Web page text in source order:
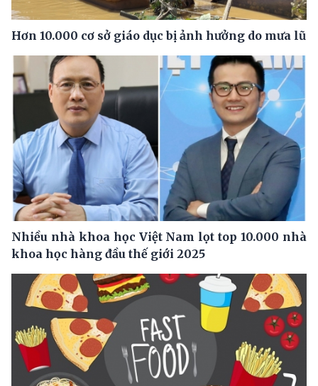
Hơn 10.000 cơ sở giáo dục bị ảnh hưởng do mưa lũ
Nhiều nhà khoa học Việt Nam lọt top 10.000 nhà
khoa học hàng đầu thế giới 2025